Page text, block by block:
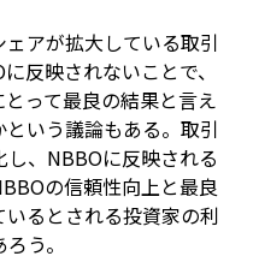
アが拡大している取引
反映されないことで、
って最良の結果と言え
いう議論もある。取引
、NBBOに反映される
の信頼性向上と最良
るとされる投資家の利
う。